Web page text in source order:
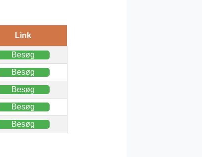
Link
Besøg
Besøg
Besøg
Besøg
Besøg